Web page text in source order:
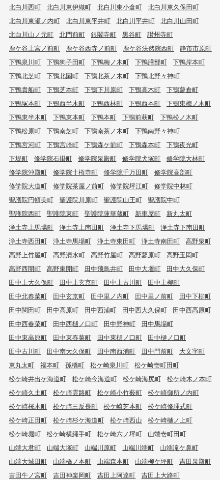
北白川西町 北白川東伊織町 北白川東小倉町
北白川東久保田町
北白川東瀬ノ内町
北白川東平井町 北白川平井町
北白川山田町
北白川山ノ元町
北門前町 銀閣寺町 黒谷町
讃州寺町
鹿ケ谷上宮ノ前町
鹿ケ谷西寺ノ前町 鹿ケ谷法然院西町
静市市原町
下鴨泉川町
下鴨狗子田町 下鴨梅ノ木町 下鴨膳部町
下鴨岸本町
下鴨北芝町
下鴨北園町 下鴨北茶ノ木町
下鴨北野々神町
下鴨貴船町
下鴨芝本町 下鴨下川原町 下鴨高木町
下鴨蓼倉町
下鴨塚本町
下鴨西半木町 下鴨西林町 下鴨西本町
下鴨東梅ノ木町
下鴨東半木町
下鴨東本町 下鴨本町 下鴨前萩町
下鴨松ノ木町
下鴨松原町
下鴨南芝町 下鴨南茶ノ木町
下鴨南野々神町
下鴨宮河町
下鴨宮崎町 下鴨森ケ前町 下鴨森本町
下鴨夜光町
下堤町
修学院石掛町 修学院泉殿町 修学院犬塚町
修学院大林町
修学院沖殿町
修学院十権寺町 修学院千万田町
修学院高部町
修学院大道町
修学院茶屋ノ前町 修学院坪江町
修学院中林町
聖護院円頓美町
聖護院川原町 聖護院山王町
聖護院中町
聖護院西町
聖護院東町 聖護院蓮華蔵町 新車屋町
新丸太町
浄土寺上馬場町
浄土寺上南田町 浄土寺下馬場町
浄土寺下南田町
浄土寺西田町
浄土寺馬場町 浄土寺東田町 浄土寺南田町
高野泉町
高野上竹屋町
高野清水町 高野竹屋町 高野蓼原町
高野玉岡町
高野西開町
高野東開町 田中飛鳥井町 田中大堰町
田中大久保町
田中上大久保町
田中上玄京町 田中上古川町
田中上柳町
田中北春菜町
田中玄京町 田中里ノ内町 田中里ノ前町
田中下柳町
田中関田町
田中高原町 田中西浦町 田中西大久保町
田中西高原町
田中西春菜町
田中西樋ノ口町 田中野神町
田中馬場町
田中東高原町
田中東春菜町 田中東樋ノ口町
田中樋ノ口町
田中古川町
田中南大久保町 田中南西浦町 田中門前町
大文字町
東丸太町
福本町 孫橋町 松ケ崎泉川町
松ケ崎壱町田町
松ケ崎井出ケ海道町
松ケ崎今海道町 松ケ崎海尻町
松ケ崎木ノ本町
松ケ崎久土町
松ケ崎雲路町 松ケ崎小竹薮町
松ケ崎御所ノ内町
松ケ崎桜木町
松ケ崎三反長町 松ケ崎芝本町
松ケ崎修理式町
松ケ崎正田町
松ケ崎杉ケ海道町 松ケ崎西山
松ケ崎樋ノ上町
松ケ崎堀町
松ケ崎横縄手町 松ケ崎六ノ坪町
山端壱町田町
山端大君町
山端大塚町 山端川原町 山端川端町
山端滝ケ鼻町
山端大城田町
山端橋ノ本町 山端森本町 山端柳ケ坪町
吉田泉殿町
吉田牛ノ宮町
吉田神楽岡町 吉田上阿達町
吉田上大路町